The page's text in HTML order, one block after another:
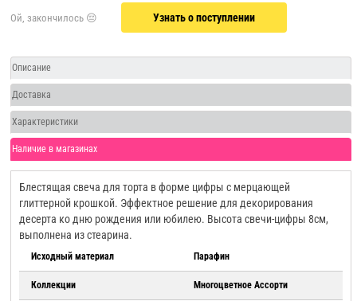
Узнать о поступлении
Описание
Доставка
Характеристики
Наличие в магазинах
Блестящая свеча для торта в форме цифры с мерцающей
глиттерной крошкой. Эффектное решение для декорирования
десерта ко дню рождения или юбилею. Высота свечи-цифры 8см,
выполнена из стеарина.
Исходный материал Парафин
Коллекции Многоцветное Ассорти